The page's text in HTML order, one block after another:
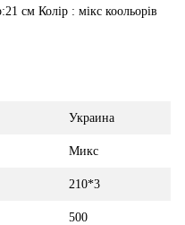
см Колір : мікс коольорів
Украина
Микс
210*3
500